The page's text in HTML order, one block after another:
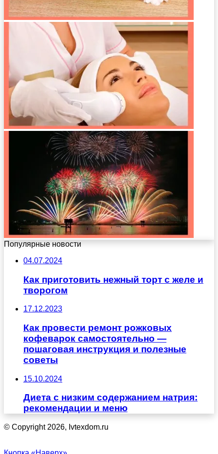
Популярные новости
04.07.2024
Как приготовить нежный торт с желе и
творогом
17.12.2023
Как провести ремонт рожковых
кофеварок самостоятельно —
пошаговая инструкция и полезные
советы
15.10.2024
Диета с низким содержанием натрия:
рекомендации и меню
© Copyright 2026, Ivtexdom.ru